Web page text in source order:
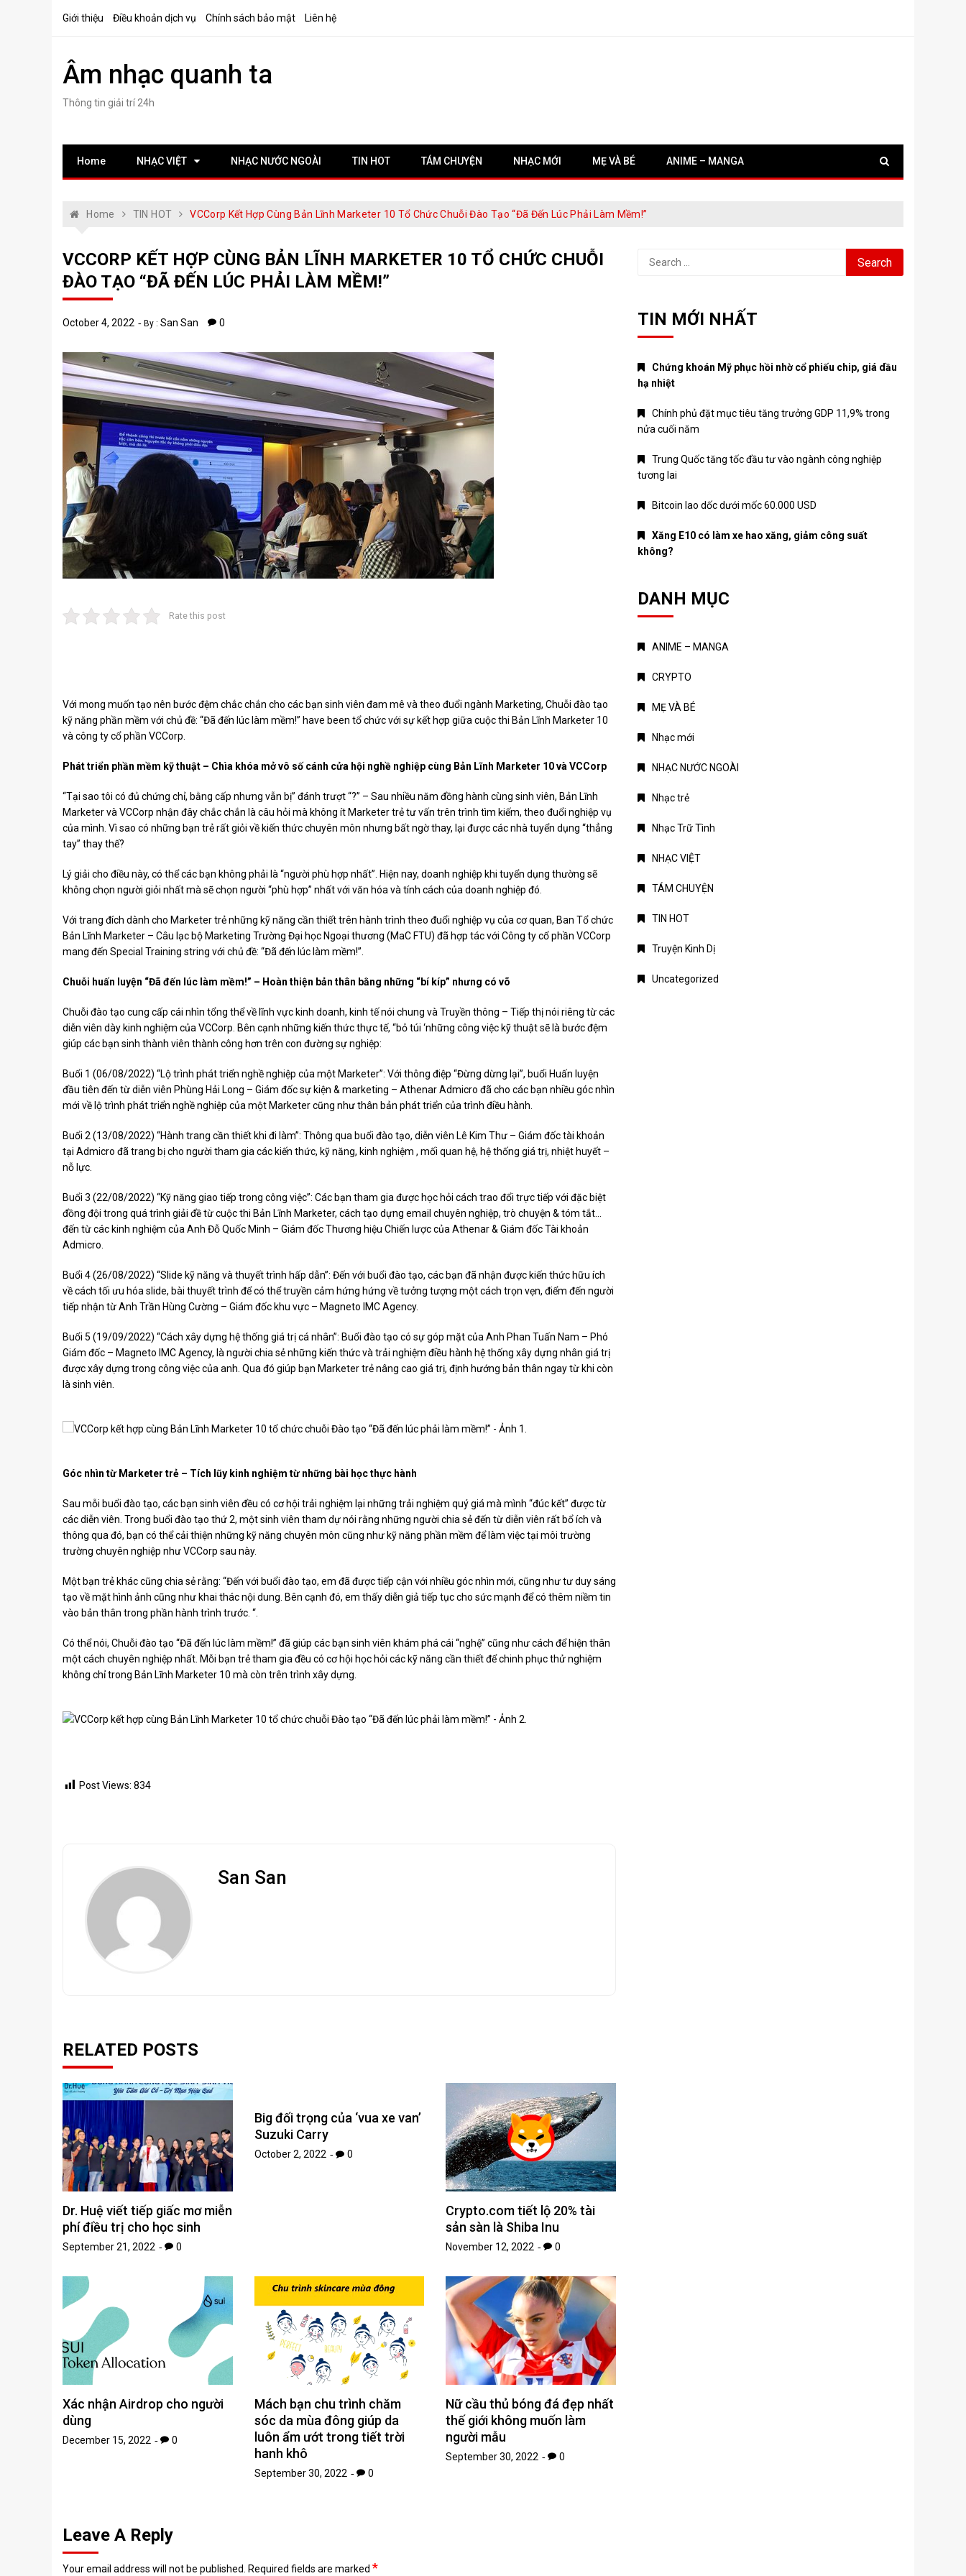
Giới thiệu Điều khoản dịch vụ Chính sách bảo mật Liên hệ
Âm nhạc quanh ta
Thông tin giải trí 24h
Home NHẠC VIỆT NHẠC NƯỚC NGOÀI TIN HOT TÁM CHUYỆN NHẠC MỚI MẸ VÀ BÉ ANIME – MANGA
Home TIN HOT VCCorp Kết Hợp Cùng Bản Lĩnh Marketer 10 Tổ Chức Chuỗi Đào Tạo “Đã Đến Lúc Phải Làm Mềm!”
VCCORP KẾT HỢP CÙNG BẢN LĨNH MARKETER 10 TỔ CHỨC CHUỖI
ĐÀO TẠO “ĐÃ ĐẾN LÚC PHẢI LÀM MỀM!”
October 4, 2022 By : San San 0
Rate this post
Với mong muốn tạo nên bước đệm chắc chắn cho các bạn sinh viên đam mê và theo đuổi ngành Marketing, Chuỗi đào tạo
kỹ năng phần mềm với chủ đề: “Đã đến lúc làm mềm!” have been tổ chức với sự kết hợp giữa cuộc thi Bản Lĩnh Marketer 10
và công ty cổ phần VCCorp.
Phát triển phần mềm kỹ thuật – Chìa khóa mở vô số cánh cửa hội nghề nghiệp cùng Bản Lĩnh Marketer 10 và VCCorp
“Tại sao tôi có đủ chứng chỉ, bằng cấp nhưng vẫn bị” đánh trượt “?” – Sau nhiều năm đồng hành cùng sinh viên, Bản Lĩnh
Marketer và VCCorp nhận đây chắc chắn là câu hỏi mà không ít Marketer trẻ tư vấn trên trình tìm kiếm, theo đuổi nghiệp vụ
của mình. Vì sao có những bạn trẻ rất giỏi về kiến ​​thức chuyên môn nhưng bất ngờ thay, lại được các nhà tuyển dụng “thẳng
tay” thay thế?
Lý giải cho điều này, có thể các bạn không phải là “người phù hợp nhất”. Hiện nay, doanh nghiệp khi tuyển dụng thường sẽ
không chọn người giỏi nhất mà sẽ chọn người “phù hợp” nhất với văn hóa và tính cách của doanh nghiệp đó.
Với trang đích dành cho Marketer trẻ những kỹ năng cần thiết trên hành trình theo đuổi nghiệp vụ của cơ quan, Ban Tổ chức
Bản Lĩnh Marketer – Câu lạc bộ Marketing Trường Đại học Ngoại thương (MaC FTU) đã hợp tác với Công ty cổ phần VCCorp
mang đến Special Training string với chủ đề: “Đã đến lúc làm mềm!”.
Chuỗi huấn luyện “Đã đến lúc làm mềm!” – Hoàn thiện bản thân bằng những “bí kíp” nhưng có võ
Chuỗi đào tạo cung cấp cái nhìn tổng thể về lĩnh vực kinh doanh, kinh tế nói chung và Truyền thông – Tiếp thị nói riêng từ các
diễn viên dày kinh nghiệm của VCCorp. Bên cạnh những kiến ​​thức thực tế, “bỏ túi ‘những công việc kỹ thuật sẽ là bước đệm
giúp các bạn sinh thành viên thành công hơn trên con đường sự nghiệp:
Buổi 1 (06/08/2022) “Lộ trình phát triển nghề nghiệp của một Marketer”: Với thông điệp “Đừng dừng lại”, buổi Huấn luyện
đầu tiên đến từ diễn viên Phùng Hải Long – Giám đốc sự kiện & marketing – Athenar Admicro đã cho các bạn nhiều góc nhìn
mới về lộ trình phát triển nghề nghiệp của một Marketer cũng như thân bản phát triển của trình điều hành.
Buổi 2 (13/08/2022) “Hành trang cần thiết khi đi làm”: Thông qua buổi đào tạo, diễn viên Lê Kim Thư – Giám đốc tài khoản
tại Admicro đã trang bị cho người tham gia các kiến ​​thức, kỹ năng, kinh nghiệm , mối quan hệ, hệ thống giá trị, nhiệt huyết –
nỗ lực.
Buổi 3 (22/08/2022) “Kỹ năng giao tiếp trong công việc”: Các bạn tham gia được học hỏi cách trao đổi trực tiếp với đặc biệt
đồng đội trong quá trình giải đề từ cuộc thi Bản Lĩnh Marketer, cách tạo dựng email chuyên nghiệp, trò chuyện & tóm tắt…
đến từ các kinh nghiệm của Anh Đỗ Quốc Minh – Giám đốc Thương hiệu Chiến lược của Athenar & Giám đốc Tài khoản
Admicro.
Buổi 4 (26/08/2022) “Slide kỹ năng và thuyết trình hấp dẫn”: Đến với buổi đào tạo, các bạn đã nhận được kiến ​​thức hữu ích
về cách tối ưu hóa slide, bài thuyết trình để có thể truyền cảm hứng hứng về tưởng tượng một cách trọn vẹn, điểm đến người
tiếp nhận từ Anh Trần Hùng Cường – Giám đốc khu vực – Magneto IMC Agency.
Buổi 5 (19/09/2022) “Cách xây dựng hệ thống giá trị cá nhân”: Buổi đào tạo có sự góp mặt của Anh Phan Tuấn Nam – Phó
Giám đốc – Magneto IMC Agency, là người chia sẻ những kiến ​​thức và trải nghiệm điều hành hệ thống xây dựng nhân giá trị
được xây dựng trong công việc của anh. Qua đó giúp bạn Marketer trẻ nâng cao giá trị, định hướng bản thân ngay từ khi còn
là sinh viên.
Góc nhìn từ Marketer trẻ – Tích lũy kinh nghiệm từ những bài học thực hành
Sau mỗi buổi đào tạo, các bạn sinh viên đều có cơ hội trải nghiệm lại những trải nghiệm quý giá mà mình “đúc kết” được từ
các diễn viên. Trong buổi đào tạo thứ 2, một sinh viên tham dự nói rằng những người chia sẻ đến từ diễn viên rất bổ ích và
thông qua đó, bạn có thể cải thiện những kỹ năng chuyên môn cũng như kỹ năng phần mềm để làm việc tại môi trường
trường chuyên nghiệp như VCCorp sau này.
Một bạn trẻ khác cũng chia sẻ rằng: “Đến với buổi đào tạo, em đã được tiếp cận với nhiều góc nhìn mới, cũng như tư duy sáng
tạo về mặt hình ảnh cũng như khai thác nội dung. Bên cạnh đó, em thấy diễn giả tiếp tục cho sức mạnh để có thêm niềm tin
vào bản thân trong phần hành trình trước. “.
Có thể nói, Chuỗi đào tạo “Đã đến lúc làm mềm!” đã giúp các bạn sinh viên khám phá cái “nghệ” cũng như cách để hiện thân
một cách chuyên nghiệp nhất. Mỗi bạn trẻ tham gia đều có cơ hội học hỏi các kỹ năng cần thiết để chinh phục thử nghiệm
không chỉ trong Bản Lĩnh Marketer 10 mà còn trên trình xây dựng.
Post Views: 834
San San
RELATED POSTS
Dr. Huệ viết tiếp giấc mơ miễn
phí điều trị cho học sinh
September 21, 2022 0
Big đối trọng của ‘vua xe van’
Suzuki Carry
October 2, 2022 0
Crypto.com tiết lộ 20% tài
sản sàn là Shiba Inu
November 12, 2022 0
Xác nhận Airdrop cho người
dùng
December 15, 2022 0
Mách bạn chu trình chăm
sóc da mùa đông giúp da
luôn ẩm ướt trong tiết trời
hanh khô
September 30, 2022 0
Nữ cầu thủ bóng đá đẹp nhất
thế giới không muốn làm
người mẫu
September 30, 2022 0
Leave A Reply
Your email address will not be published. Required fields are marked *
Search
TIN MỚI NHẤT
Chứng khoán Mỹ phục hồi nhờ cổ phiếu chip, giá dầu
hạ nhiệt
Chính phủ đặt mục tiêu tăng trưởng GDP 11,9% trong
nửa cuối năm
Trung Quốc tăng tốc đầu tư vào ngành công nghiệp
tương lai
Bitcoin lao dốc dưới mốc 60.000 USD
Xăng E10 có làm xe hao xăng, giảm công suất
không?
DANH MỤC
ANIME – MANGA
CRYPTO
MẸ VÀ BÉ
Nhạc mới
NHẠC NƯỚC NGOÀI
Nhạc trẻ
Nhạc Trữ Tình
NHẠC VIỆT
TÁM CHUYỆN
TIN HOT
Truyện Kinh Dị
Uncategorized